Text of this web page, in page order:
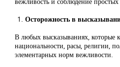
Осторожность в
В любых высказываниях, которые
национальности, расы, религии,
элементарных норм вежливости.